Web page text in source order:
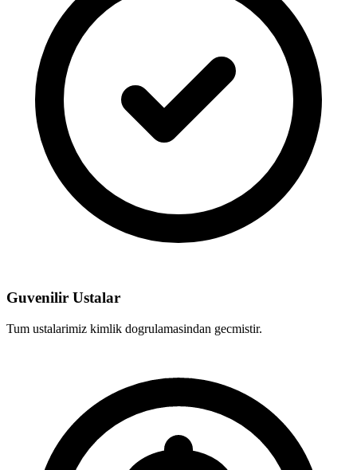
Guvenilir Ustalar
Tum ustalarimiz kimlik dogrulamasindan gecmistir.